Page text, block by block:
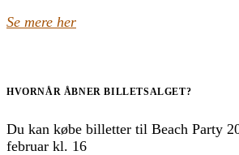
Se mere her
HVORNÅR ÅBNER BILLETSALGET?
Du kan købe billetter til Beach Party
februar kl. 16